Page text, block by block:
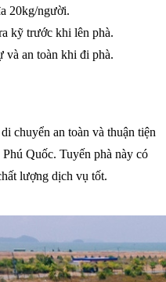
20kg/người.
kỹ trước khi lên phà.
và an toàn khi đi phà.
chuyển an toàn và thuận tiện
Quốc. Tuyến phà này có
lượng dịch vụ tốt.